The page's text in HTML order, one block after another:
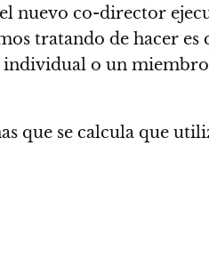
nuevo co-director
tratando de hacer es
individual o un
que se calcula que